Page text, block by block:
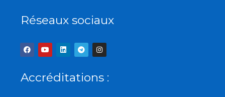
Réseaux sociaux
F
a
c
b
o
Y
o
u
u
b
L
i
e
d
T
e
l
g
r
I
n
s
a
g
Accréditations :